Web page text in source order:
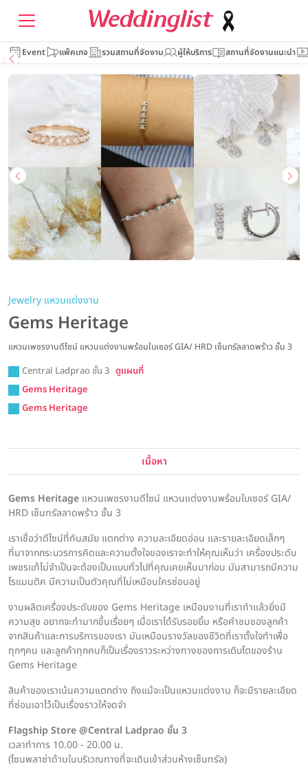
Event แพ็คเกจ รวมสถานที่จัดงาน ผู้ให้บริการ สถานที่จัดงานแนะนำ
Jewelry แหวนแต่งงาน
Gems Heritage
แหวนเพชรงานดีไซน์ แหวนแต่งงานพร้อมใบเซอร์ GIA/ HRD เซ็นทรัลลาดพร้าว ชั้น 3
Central Ladprao ชั้น 3 ดูแผนที่
Gems Heritage
Gems Heritage
เนื้อหา
Gems Heritage แหวนเพชรงานดีไซน์ แหวนแต่งงานพร้อมใบเซอร์ GIA/
HRD เซ็นทรัลลาดพร้าว ชั้น 3
เราเชื่อว่าดีไซน์ที่ทันสมัย แตกต่าง ความละเอียดอ่อน และรายละเอียดเล็กๆ
ที่มาจากกระบวรการคิดและความตั้งใจของเราจะทำให้คุณเห็นว่า เครื่องประดับ
เพชรแท้ไม่จำเป็นจะต้องเป็นแบบทั่วไปที่คุณเคยเห็นมาก่อน มันสามารถมีความ
โรแมนติค มีความเป็นตัวคุณที่ไม่เหมือนใครซ่อนอยู่
งานผลิตเครื่องประดับของ Gems Heritage เหมือนงานที่เราทำแล้วยิ่งมี
ความสุข อยากจะทำมากขึ้นเรื่อยๆ เมื่อเราได้รับรอยยิ้ม หรือคำชมของลูกค้า
จากสินค้าและการบริการของเรา มันเหมือนรางวัลของชีวิตที่เราตั้งใจทำเพื่อ
ทุกๆคน และลูกค้าทุกคนก็เป็นเรื่องราวระหว่างทางของการเติบโตของร้าน
Gems Heritage
สินค้าของเราเน้นความแตกต่าง ถึงแม้จะเป็นแหวนแต่งงาน ก็จะมีรายละเอียด
ที่ซ่อนเอาไว้เป็นเรื่องราวให้จดจำ
Flagship Store @Central Ladprao ชั้น 3
เวลาทำการ 10.00 - 20.00 น.
(โซนพลาซ่าด้านในบริเวณทางที่จะเดินเข้าส่วนห้างเซ็นทรัล)